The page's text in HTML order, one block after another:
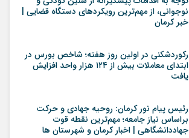
نوجوانی، از مهم‌ترین رویکردهای دستگاه قضایی |
خبر کرمان
رکوردشکنی در اولین روز هفته؛ شاخص بورس در
ابتدای معاملات بیش از ۱۲۴ هزار واحد افزایش
یافت
رئیس پیام نور کرمان: روحیه جهادی و حرکت
براساس نیاز جامعه؛ مهم‌ترین نقطه قوت
جهاددانشگاهی | اخبار کرمان و شهرستان ها